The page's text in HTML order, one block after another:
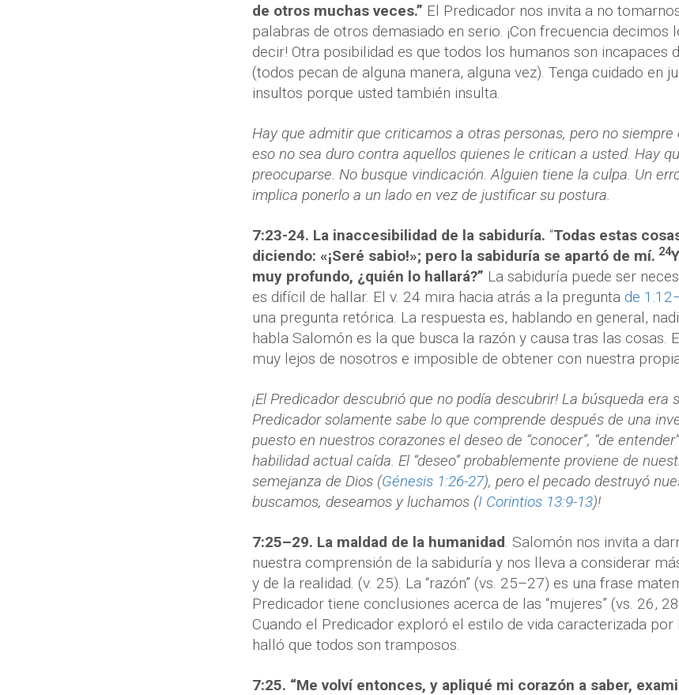
de otros muchas veces.” El Predicador nos invita a no
palabras de otros demasiado en serio. ¡Con frecuencia
decir! Otra posibilidad es que todos los humanos son incapaces
(todos pecan de alguna manera, alguna vez). Tenga cuidado en
insultos porque usted también insulta.
Hay que admitir que criticamos a otras personas, pero no
eso no sea duro contra aquellos quienes le critican a usted. Hay
preocuparse. No busque vindicación. Alguien tiene la culpa. Un
implica ponerlo a un lado en vez de justificar su postura.
7:23-24. La inaccesibilidad de la sabiduría. “Todas estas
diciendo: «¡Seré sabio!»; pero la sabiduría se apartó de mí. 24
muy profundo, ¿quién lo hallará?” La sabiduría puede ser
es difícil de hallar. El v. 24 mira hacia atrás a la pregunta de
una pregunta retórica. La respuesta es, hablando en general,
habla Salomón es la que busca la razón y causa tras las cosas.
muy lejos de nosotros e imposible de obtener con nuestra
¡El Predicador descubrió que no podía descubrir! La búsqueda era
Predicador solamente sabe lo que comprende después de una
puesto en nuestros corazones el deseo de “conocer”, “de
habilidad actual caída. El “deseo” probablemente proviene de
semejanza de Dios (Génesis 1:26-27), pero el pecado destruyó
buscamos, deseamos y luchamos (I Corintios 13:9-13)!
7:25–29. La maldad de la humanidad. Salomón nos invita a
nuestra comprensión de la sabiduría y nos lleva a considerar
y de la realidad. (v. 25). La “razón” (vs. 25–27) es una frase
Predicador tiene conclusiones acerca de las “mujeres” (vs. 26,
Cuando el Predicador exploró el estilo de vida caracterizada por
halló que todos son tramposos.
7:25. “Me volví entonces, y apliqué mi corazón a saber,